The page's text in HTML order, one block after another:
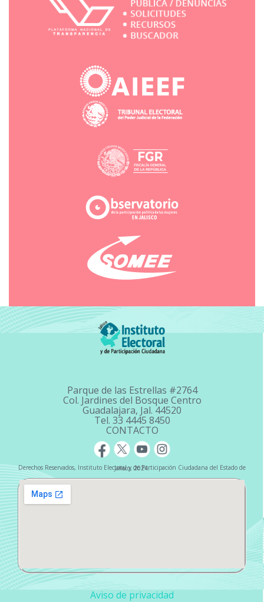
Parque de las Estrellas #2764
Col. Jardines del Bosque Centro
Guadalajara, Jal. 44520
Tel. 33 4445 8450
CONTACTO
Derechos Reservados, Instituto Electoral y de Participación Ciudadana del Estado de Jalisco, 2024.
Aviso de privacidad